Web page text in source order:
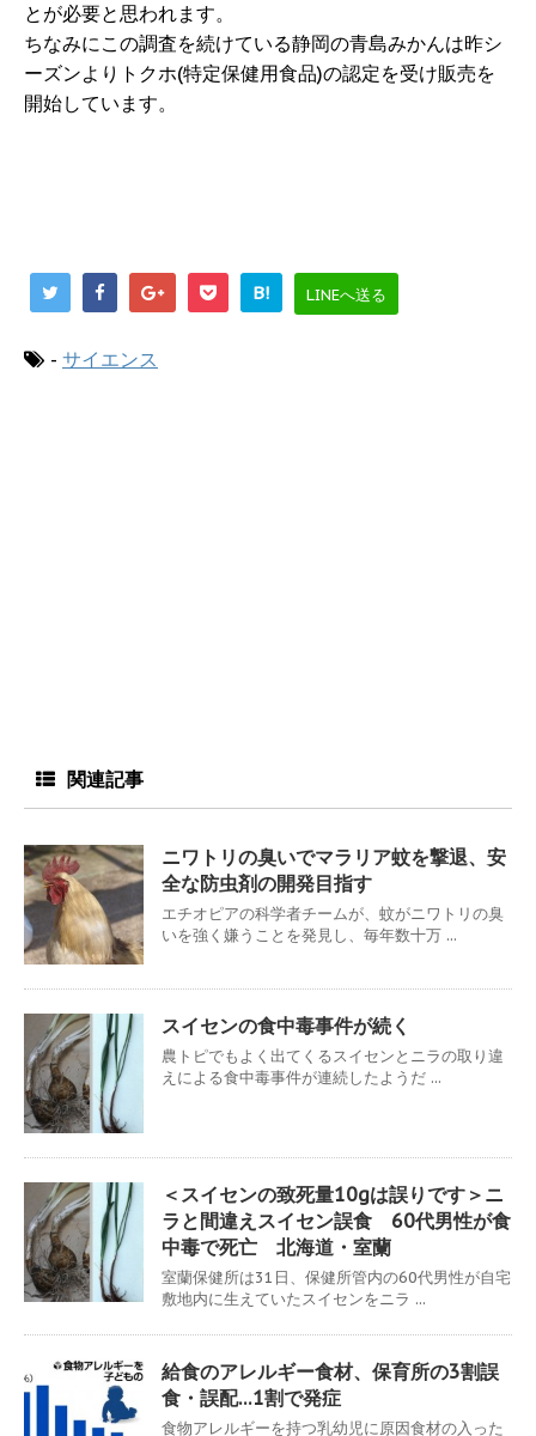
とが必要と思われます。
ちなみにこの調査を続けている静岡の青島みかんは昨シ
ーズンよりトクホ(特定保健用食品)の認定を受け販売を
開始しています。
B! LINEへ送る
- サイエンス
関連記事
ニワトリの臭いでマラリア蚊を撃退、安
全な防虫剤の開発目指す
エチオピアの科学者チームが、蚊がニワトリの臭
いを強く嫌うことを発見し、毎年数十万 ...
スイセンの食中毒事件が続く
農トピでもよく出てくるスイセンとニラの取り違
えによる食中毒事件が連続したようだ ...
＜スイセンの致死量10gは誤りです＞ニ
ラと間違えスイセン誤食 60代男性が食
中毒で死亡 北海道・室蘭
室蘭保健所は31日、保健所管内の60代男性が自宅
敷地内に生えていたスイセンをニラ ...
給食のアレルギー食材、保育所の3割誤
食・誤配…1割で発症
食物アレルギーを持つ乳幼児に原因食材の入った